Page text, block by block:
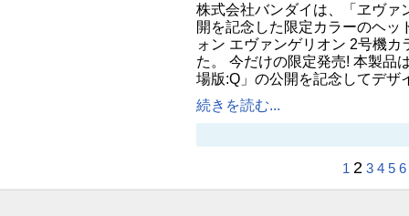
株式会社バンダイは、「ヱヴァ
開を記念した限定カラーのヘッ
ォン エヴァンゲリオン 2号機
た。 今だけの限定発売! 本製品
場版:Q」の公開を記念してデ
続きを読む...
1 2 3 4 5 6